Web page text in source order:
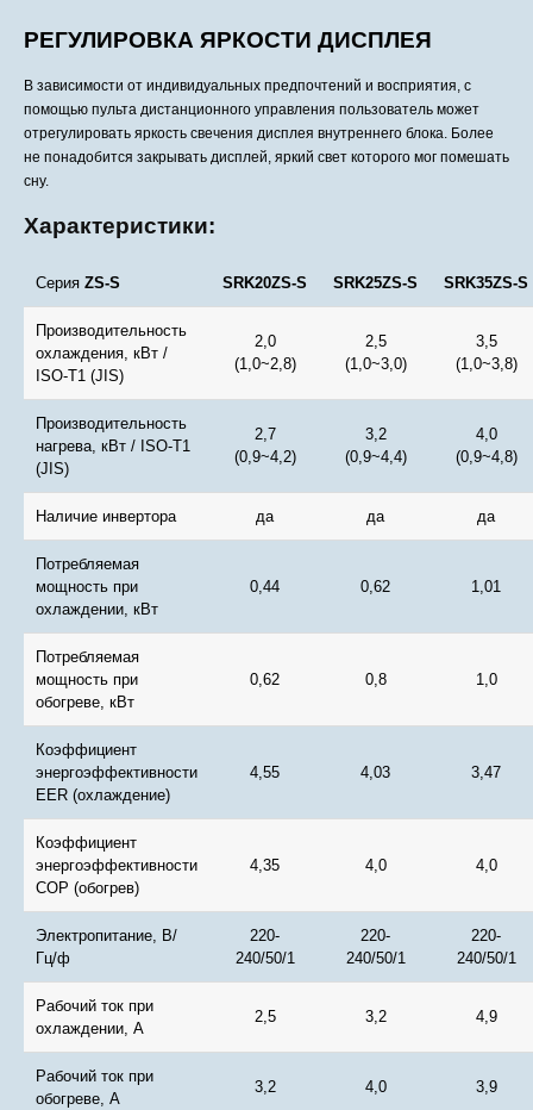
РЕГУЛИРОВКА ЯРКОСТИ ДИСПЛЕЯ
В зависимости от индивидуальных предпочтений и восприятия, с
помощью пульта дистанционного управления пользователь может
отрегулировать яркость свечения дисплея внутреннего блока. Более
не понадобится закрывать дисплей, яркий свет которого мог помешать
сну.
Характеристики:
Серия ZS-S SRK20ZS-S SRK25ZS-S SRK35ZS-S
Производительность
охлаждения, кВт /
ISO-T1 (JIS)
2,0
(1,0~2,8)
2,5
(1,0~3,0)
3,5
(1,0~3,8)
Производительность
нагрева, кВт / ISO-T1
(JIS)
2,7
(0,9~4,2)
3,2
(0,9~4,4)
4,0
(0,9~4,8)
Наличие инвертора да да да
Потребляемая
мощность при
охлаждении, кВт
0,44 0,62 1,01
Потребляемая
мощность при
обогреве, кВт
0,62 0,8 1,0
Коэффициент
энергоэффективности
EER (охлаждение)
4,55 4,03 3,47
Коэффициент
энергоэффективности
COP (обогрев)
4,35 4,0 4,0
Электропитание, В/
Гц/ф
220-
240/50/1
220-
240/50/1
220-
240/50/1
Рабочий ток при
охлаждении, А
2,5 3,2 4,9
Рабочий ток при
обогреве, А
3,2 4,0 3,9